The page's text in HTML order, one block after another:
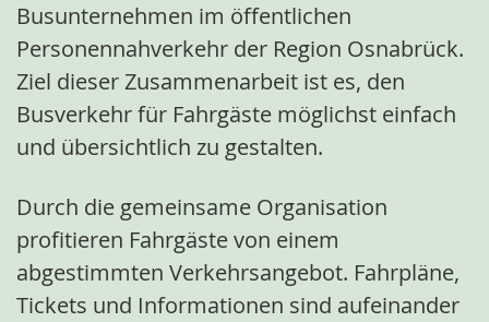
Busunternehmen im öffentlichen
Personennahverkehr der Region Osnabrück.
Ziel dieser Zusammenarbeit ist es, den
Busverkehr für Fahrgäste möglichst einfach
und übersichtlich zu gestalten.
Durch die gemeinsame Organisation
profitieren Fahrgäste von einem
abgestimmten Verkehrsangebot. Fahrpläne,
Tickets und Informationen sind aufeinander